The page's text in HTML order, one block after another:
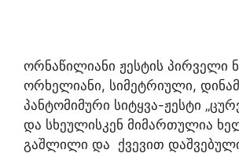
ორნაწილიანი ჟესტის პირველი
ორხელიანი, სიმეტრიული,
პანტომიმური სიტყვა-ჟესტი
და სხეულისკენ მიმართულია
გაშლილი და ქვევით